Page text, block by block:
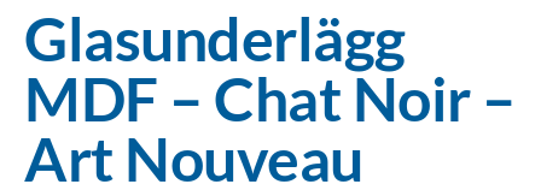
Glasunderlägg
MDF – Chat Noir –
Art Nouveau